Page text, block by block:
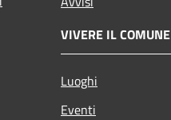
VIVERE IL COMUNE
Luoghi
Eventi